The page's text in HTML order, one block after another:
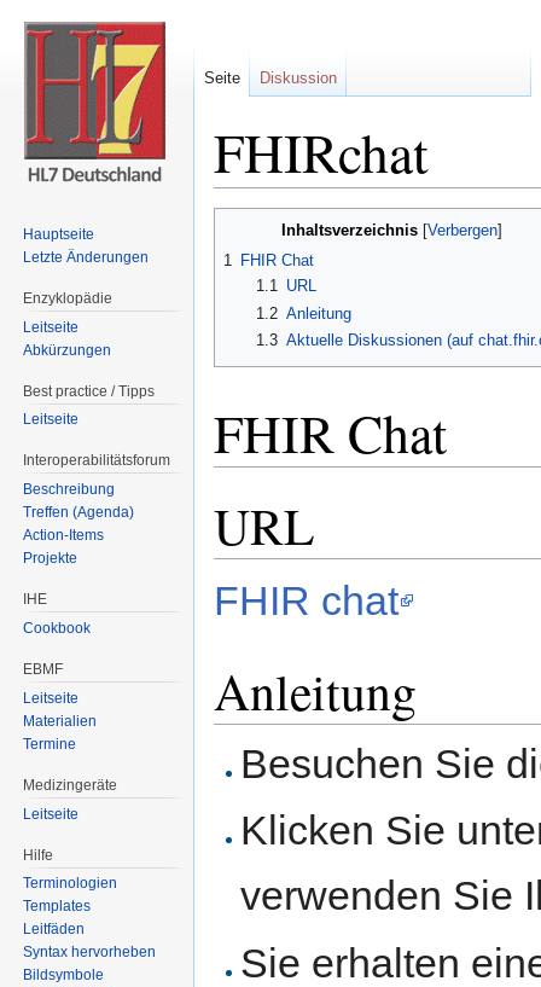
FHIRchat
Inhaltsverzeichnis Verbergen
1 FHIR Chat
1.1 URL
1.2 Anleitung
1.3 Aktuelle Diskussionen (auf
FHIR Chat
URL
FHIR chat
Anleitung
Besuchen Sie
Klicken Sie
verwenden Sie
Sie erhalten
Seite Diskussion
Hauptseite
Letzte Änderungen
Enzyklopädie
Leitseite
Abkürzungen
Best practice / Tipps
Leitseite
Interoperabilitätsforum
Beschreibung
Treffen (Agenda)
Action-Items
Projekte
IHE
Cookbook
EBMF
Leitseite
Materialien
Termine
Medizingeräte
Leitseite
Hilfe
Terminologien
Templates
Leitfäden
Syntax hervorheben
Bildsymbole